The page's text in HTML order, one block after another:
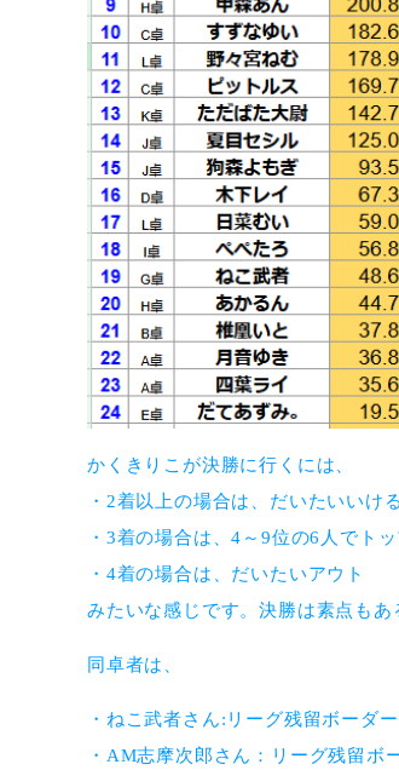
かくきりこが決勝に行くには、
・2着以上の場合は、だいたいいける
・3着の場合は、4～9位の6人でト
・4着の場合は、だいたいアウト
みたいな感じです。決勝は素点も
同卓者は、
・ねこ武者さん:リーグ残留ボーダ
・AM志摩次郎さん：リーグ残留ボ